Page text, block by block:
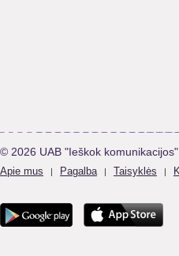
© 2026 UAB "Ieškok
Apie mus | Pagalba | Taisyklės |